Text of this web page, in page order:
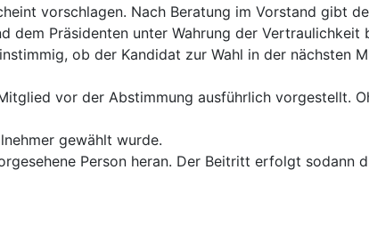
vorschlagen. Nach Beratung im Vorstand gibt
dem Präsidenten unter Wahrung der Vertraulichkeit
ob der Kandidat zur Wahl in der nächsten
vor der Abstimmung ausführlich vorgestellt.
gewählt wurde.
Person heran. Der Beitritt erfolgt sodann